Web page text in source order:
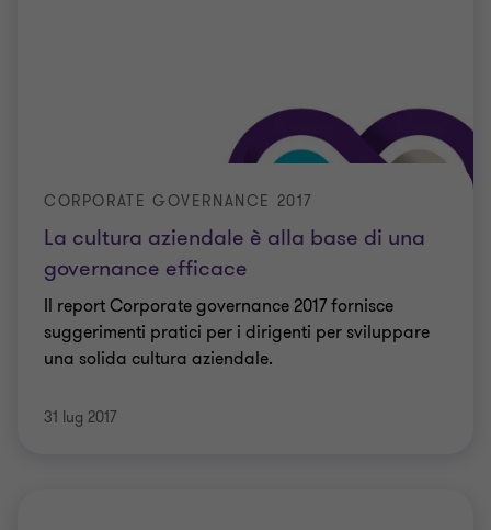
La cultura aziendale è alla base di una
governance efficace
CORPORATE GOVERNANCE 2017
Il report Corporate governance 2017 fornisce
suggerimenti pratici per i dirigenti per sviluppare
una solida cultura aziendale.
31 lug 2017